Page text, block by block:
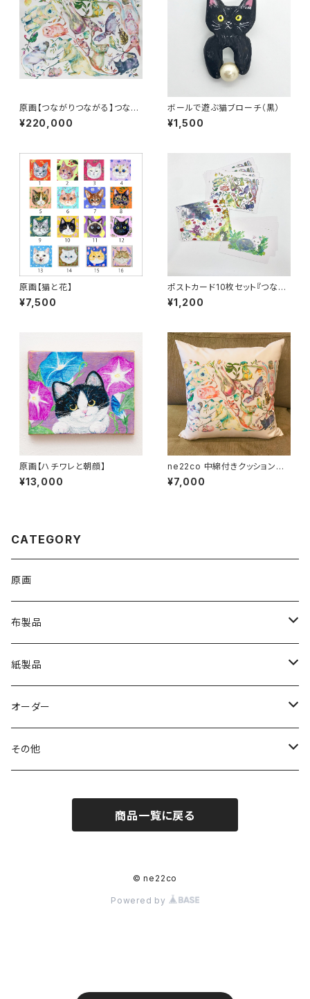
原画【つながりつながる】つなが
りつながる いのち
¥220,000
ボールで遊ぶ猫ブローチ（黒）
¥1,500
原画【猫と花】
¥7,500
ポストカード10枚セット『つなが
りつながる いのち』『つながりつ
ながる 花と猫』『猫の中の宇宙』
¥1,200
原画【ハチワレと朝顔】
¥13,000
ne22co 中綿付きクッションカ
バー【つながりつながる】
¥7,000
CATEGORY
原画
布製品
Ｔシャツ
トートバッグ
ポーチ
チャーム・ブローチ
紙製品
ステッカー
ポストカード
オーダー
and Charlie
その他
商品一覧に戻る
© ne22co
Powered by